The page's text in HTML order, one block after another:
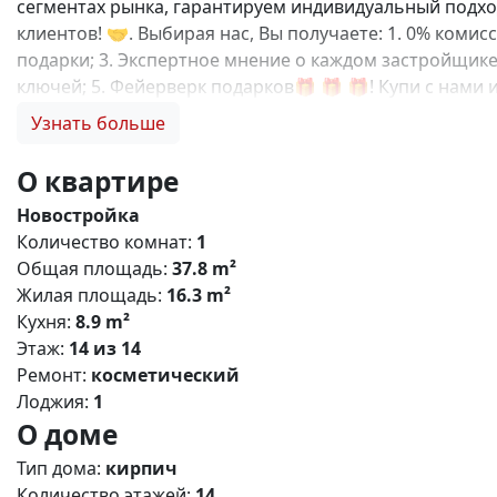
сегментах рынка, гарантируем индивидуальный
клиентов! 🤝. Выбирая нас, Вы получаете: 1. 0%
подарки; 3. Экспертное мнение о каждом
ключей; 5. Фейерверк подарков🎁 🎁 🎁! Купи с нами
от центра Симферополя, в котором хочется
для отдыха и пикников. Преимущества: 🏋️
(салоны, магазины, кафе); 🚗 Безопасный двор без
выбор планировок в домах комфорт класса;
инфраструктура: 🍼 Новый детский сад внутри
Супермаркет, магазины; 💊 Аптеки; 🛣️ До центра
,базовая,IT- ипотека; Материнский капитал;
Узнать больше
О квартире
Новостройка
Количество комнат: 1
Общая площадь: 37.8 m²
Жилая площадь: 16.3 m²
Кухня: 8.9 m²
Этаж: 14 из 14
Ремонт: косметический
Лоджия: 1
О доме
Тип дома: кирпич